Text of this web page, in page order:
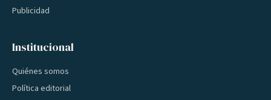
Publicidad
Institucional
Quiénes somos
Política editorial